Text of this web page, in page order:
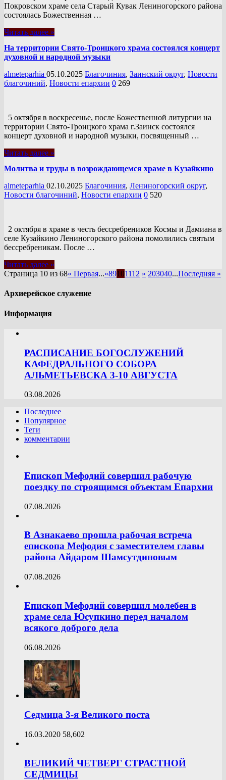
Покровском храме села Старый Кувак Лениногорского района
состоялась Божественная …
Читать далее »
На территории Свято-Троицкого храма состоялся концерт
духовной и народной музыки
almeteparhia 05.10.2025 Благочиния, Заинский округ, Новости
благочиний, Новости епархии 0 269
5 октября в воскресенье, после Божественной литургии на
территории Свято-Троицкого храма г.Заинск состоялся
концерт духовной и народной музыки, посвященный …
Читать далее »
Молитва и труды в возрождающемся храме в Кузайкино
almeteparhia 02.10.2025 Благочиния, Лениногорский округ,
Новости благочиний, Новости епархии 0 520
2 октября в храме в честь бессребреников Космы и Дамиана в
селе Кузайкино Лениногорского района помолились святым
бессребреникам. После …
Читать далее »
Страница 10 из 68« Первая...«89101112 » 203040...Последняя »
Архиерейское служение
Информация
РАСПИСАНИЕ БОГОСЛУЖЕНИЙ
КАФЕДРАЛЬНОГО СОБОРА
АЛЬМЕТЬЕВСКА 3-10 АВГУСТА
03.08.2026
Последнее
Популярное
Теги
комментарии
Епископ Мефодий совершил рабочую
поездку по строящимся объектам Епархии
07.08.2026
В Азнакаево прошла рабочая встреча
епископа Мефодия с заместителем главы
района Айдаром Шамсутдиновым
07.08.2026
Епископ Мефодий совершил молебен в
храме села Юсупкино перед началом
всякого доброго дела
06.08.2026
Седмица 3-я Великого поста
16.03.2020 58,602
ВЕЛИКИЙ ЧЕТВЕРГ СТРАСТНОЙ
СЕДМИЦЫ